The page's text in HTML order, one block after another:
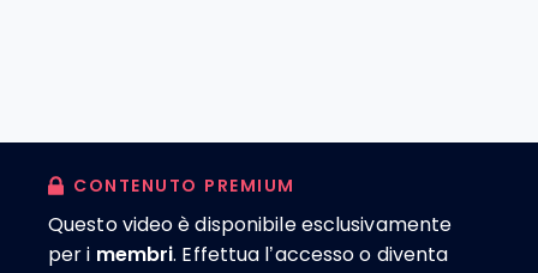
CONTENUTO PREMIUM
Questo video è disponibile esclusivamente
per i membri. Effettua l’accesso o diventa